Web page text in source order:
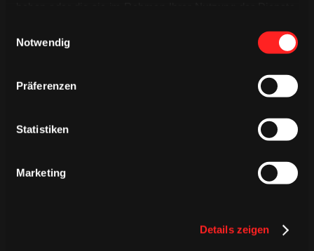
Notwendig
Präferenzen
Statistiken
Marketing
Details zeigen